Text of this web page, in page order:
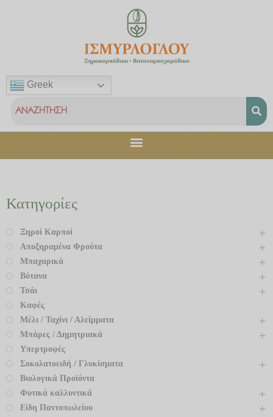
Greek
Κατηγορίες
Ξηροί Καρποί
Αποξηραμένα Φρούτα
Μπαχαρικά
Βότανα
Τσάι
Καφές
Μέλι / Ταχίνι / Αλείμματα
Μπάρες / Δημητριακά
Υπερτροφές
Σοκολατοειδή / Γλυκίσματα
Βιολογικά Προϊόντα
Φυτικά καλλυντικά
Είδη Παντοπωλείου